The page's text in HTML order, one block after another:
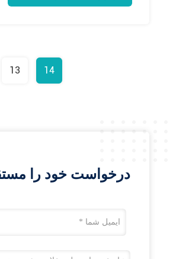
13 14
درخواست خود را